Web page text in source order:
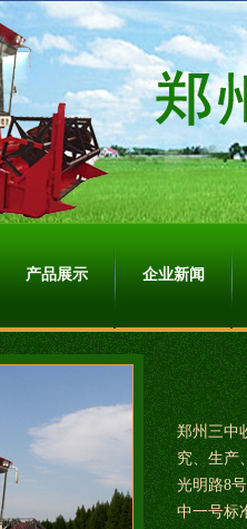
产品展示 企业新闻
郑州三中
究、生产
光明路8
中一号标